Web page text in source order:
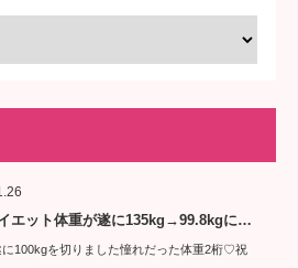
エット体重が遂に135kg→99.8kgに…
に100kgを切りました憧れだった体重2桁♡祝